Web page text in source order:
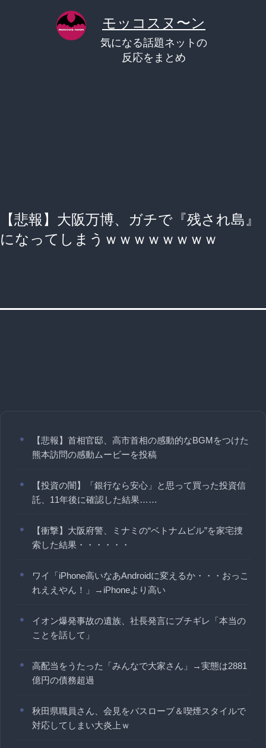
モッコスヌ〜ン
気になる話題ネットの
反応をまとめ
【悲報】大阪万博、ガチで『残され島』
になってしまうｗｗｗｗｗｗｗｗ
【悲報】首相官邸、高市首相の感動的なBGMをつけた
熊本訪問の感動ムービーを投稿
【投資の闇】「銀行なら安心」と思って買った投資信
託、11年後に確認した結果……
【衝撃】大阪府警、ミナミの“ベトナムビル”を家宅捜
索した結果・・・・・・
ワイ「iPhone高いなあAndroidに変えるか・・・おっこ
れええやん！」→iPhoneより高い
イオン爆発事故の遺族、社長発言にブチギレ「本当の
ことを話して」
高配当をうたった「みんなで大家さん」→実態は2881
億円の債務超過
秋田県職員さん、会見をバスローブ＆喫煙スタイルで
対応してしまい大炎上ｗ